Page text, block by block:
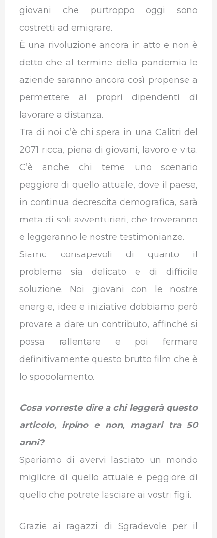
giovani che purtroppo oggi sono
costretti ad emigrare.
È una rivoluzione ancora in atto e non è
detto che al termine della pandemia le
aziende saranno ancora così propense a
permettere ai propri dipendenti di
lavorare a distanza.
Tra di noi c’è chi spera in una Calitri del
2071 ricca, piena di giovani, lavoro e vita.
C’è anche chi teme uno scenario
peggiore di quello attuale, dove il paese,
in continua decrescita demografica, sarà
meta di soli avventurieri, che troveranno
e leggeranno le nostre testimonianze.
Siamo consapevoli di quanto il
problema sia delicato e di difficile
soluzione. Noi giovani con le nostre
energie, idee e iniziative dobbiamo però
provare a dare un contributo, affinché si
possa rallentare e poi fermare
definitivamente questo brutto film che è
lo spopolamento.
Cosa vorreste dire a chi leggerà questo
articolo, irpino e non, magari tra 50
anni?
Speriamo di avervi lasciato un mondo
migliore di quello attuale e peggiore di
quello che potrete lasciare ai vostri figli.
Grazie ai ragazzi di Sgradevole per il